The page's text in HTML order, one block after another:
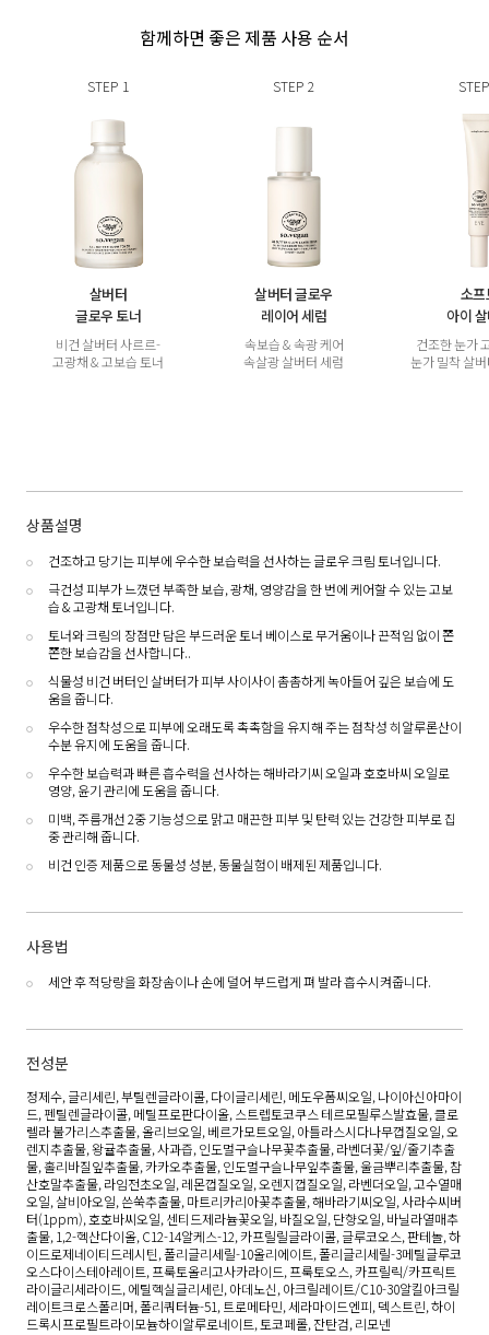
함께하면 좋은 제품 사용 순서
STEP 1
살버터
글로우 토너
비건 살버터 사르르-
고광채 & 고보습 토너
STEP 2
살버터 글로우
레이어 세럼
속보습 & 속광 케어
속살광 살버터 세럼
STEP
소프
아이
건조한 눈가
눈가 밀착 살
상품설명
건조하고 당기는 피부에 우수한 보습력을 선사하는 글로우 크림 토너입니다.
극건성 피부가 느꼈던 부족한 보습, 광채, 영양감을 한 번에 케어할 수 있는 고보
습 & 고광채 토너입니다.
토너와 크림의 장점만 담은 부드러운 토너 베이스로 무거움이나 끈적임 없이 쫀
쫀한 보습감을 선사합니다..
식물성 비건 버터인 살버터가 피부 사이사이 촘촘하게 녹아들어 깊은 보습에 도
움을 줍니다.
우수한 점착성으로 피부에 오래도록 촉촉함을 유지해 주는 점착성 히알루론산이
수분 유지에 도움을 줍니다.
우수한 보습력과 빠른 흡수력을 선사하는 해바라기씨 오일과 호호바씨 오일로
영양, 윤기 관리에 도움을 줍니다.
미백, 주름개선 2중 기능성으로 맑고 매끈한 피부 및 탄력 있는 건강한 피부로 집
중 관리해 줍니다.
비건 인증 제품으로 동물성 성분, 동물실험이 배제된 제품입니다.
사용법
세안 후 적당량을 화장솜이나 손에 덜어 부드럽게 펴 발라 흡수시켜줍니다.
전성분
정제수, 글리세린, 부틸렌글라이콜, 다이글리세린, 메도우폼씨오일, 나이아신아마이
드, 펜틸렌글라이콜, 메틸프로판다이올, 스트렙토코쿠스 테르모필루스발효물, 클로
렐라 불가리스추출물, 올리브오일, 베르가모트오일, 아틀라스시다나무껍질오일, 오
렌지추출물, 왕귤추출물, 사과즙, 인도멀구슬나무꽃추출물, 라벤더꽃/잎/줄기추출
물, 홀리바질잎추출물, 카카오추출물, 인도멀구슬나무잎추출물, 울금뿌리추출물, 참
산호말추출물, 라임전초오일, 레몬껍질오일, 오렌지껍질오일, 라벤더오일, 고수열매
오일, 살비아오일, 쓴쑥추출물, 마트리카리아꽃추출물, 해바라기씨오일, 사라수씨버
터(1ppm), 호호바씨오일, 센티드제라늄꽃오일, 바질오일, 단향오일, 바닐라열매추
출물, 1,2-헥산다이올, C12-14알케스-12, 카프릴릴글라이콜, 글루코오스, 판테놀, 하
이드로제네이티드레시틴, 폴리글리세릴-10올리에이트, 폴리글리세릴-3메틸글루코
오스다이스테아레이트, 프룩토올리고사카라이드, 프룩토오스, 카프릴릭/카프릭트
라이글리세라이드, 에틸헥실글리세린, 아데노신, 아크릴레이트/C10-30알킬아크릴
레이트크로스폴리머, 폴리쿼터늄-51, 트로메타민, 세라마이드엔피, 덱스트린, 하이
드록시프로필트라이모늄하이알루로네이트, 토코페롤, 잔탄검, 리모넨